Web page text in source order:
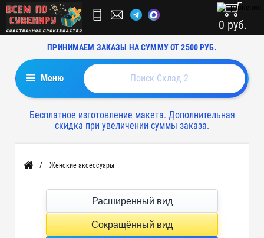
ПРИНИМАЕМ ЗАКАЗЫ НА СУММУ ОТ 2500 РУБ.
0 руб.
Меню
Бесплатное изготовление макета. Дополнительная
скидка при увеличении суммы заказа.
Главная Женские аксессуары
Расширенный вид
Сокращённый вид